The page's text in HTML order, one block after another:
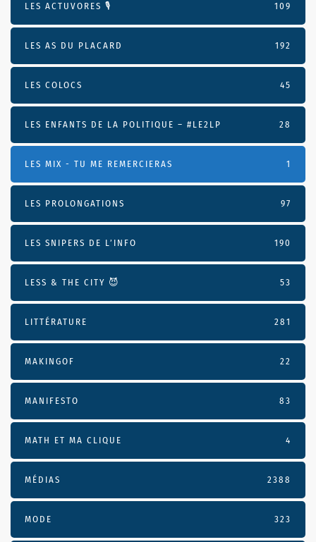
LES ACTUVORES 🎙 109
LES AS DU PLACARD 192
LES COLOCS 45
LES ENFANTS DE LA POLITIQUE – #LE2LP 28
LES MIX - TU ME REMERCIERAS 1
LES PROLONGATIONS 97
LES SNIPERS DE L’INFO 190
LESS & THE CITY 😈 53
LITTÉRATURE 281
MAKINGOF 22
MANIFESTO 83
MATH ET MA CLIQUE 4
MÉDIAS 2388
MODE 323